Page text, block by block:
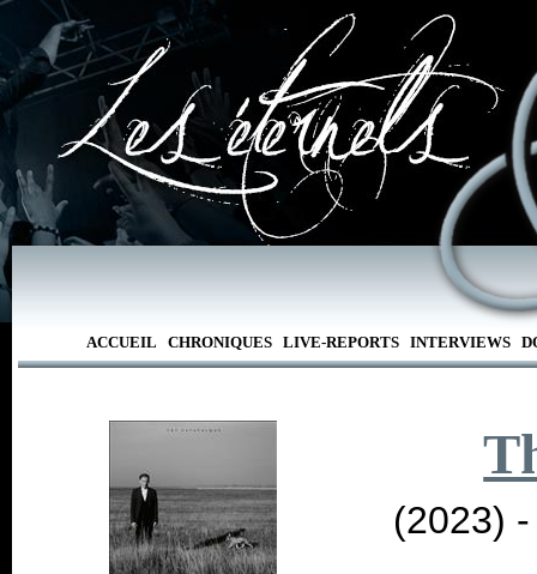
ACCUEIL CHRONIQUES LIVE-REPORTS INTERVIEWS
(2023)